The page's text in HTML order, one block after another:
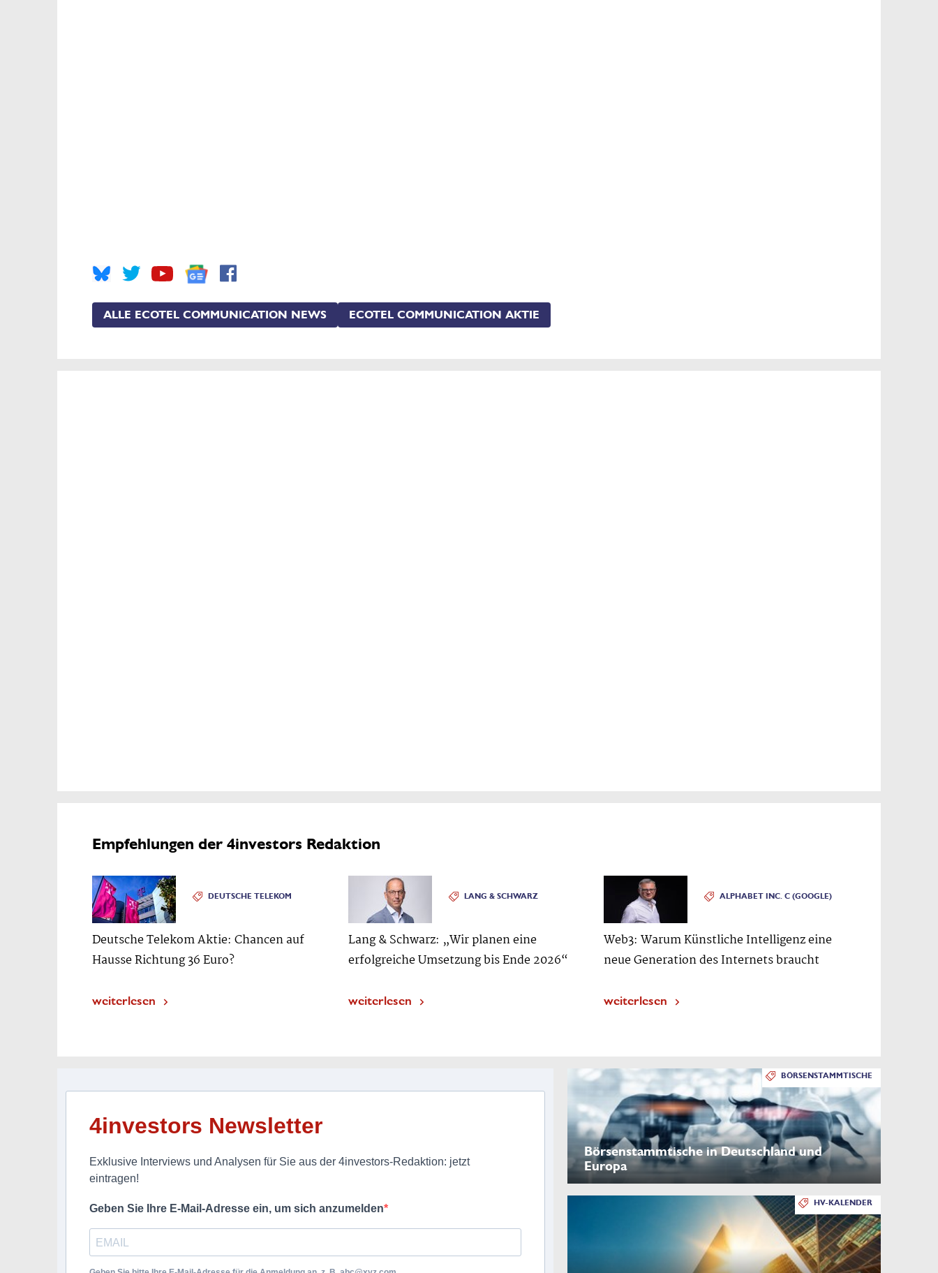
ALLE ECOTEL COMMUNICATION NEWS ECOTEL COMMUNICATION AKTIE
Empfehlungen der 4investors Redaktion
DEUTSCHE TELEKOM
Deutsche Telekom Aktie: Chancen auf
Hausse Richtung 36 Euro?
weiterlesen
LANG & SCHWARZ
Lang & Schwarz: „Wir planen eine
erfolgreiche Umsetzung bis Ende 2026“
weiterlesen
ALPHABET INC. C (GOOGLE)
Web3: Warum Künstliche Intelligenz eine
neue Generation des Internets braucht
weiterlesen
4investors Newsletter
Exklusive Interviews und Analysen für Sie aus der 4investors-Redaktion: jetzt
eintragen!
Geben Sie Ihre E-Mail-Adresse ein, um sich anzumelden
BÖRSENSTAMMTISCHE
Börsenstammtische in Deutschland und
Europa
HV-KALENDER